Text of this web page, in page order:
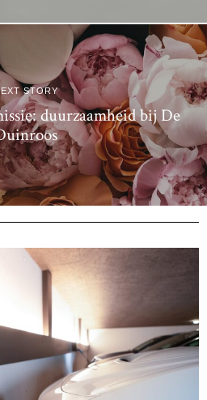
STORY
duurzaamheid bij De